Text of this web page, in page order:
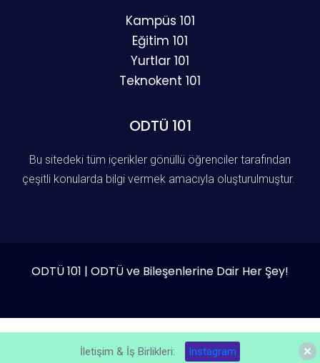
Kampüs 101
Eğitim 101
Yurtlar 101
Teknokent 101
ODTÜ 101
Bu sitedeki tüm içerikler gönüllü öğrenciler tarafından
çeşitli konularda bilgi vermek amacıyla oluşturulmuştur.
ODTÜ 101 | ODTÜ ve Bileşenlerine Dair Her Şey!
İletişim & İş Birlikleri: Instagram